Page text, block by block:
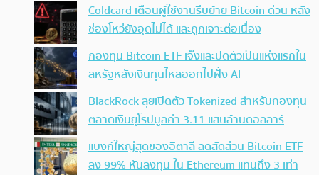
Coldcard เตือนผู้ใช้งานรีบย้าย Bitcoin ด่วน หลัง
ช่องโหว่ยังอุดไม่ได้ และถูกเจาะต่อเนื่อง
กองทุน Bitcoin ETF เจ๊งและปิดตัวเป็นแห่งแรกใน
สหรัฐหลังเงินทุนไหลออกไปฝั่ง AI
BlackRock ลุยเปิดตัว Tokenized สำหรับกองทุน
ตลาดเงินยุโรปมูลค่า 3.11 แสนล้านดอลลาร์
แบงก์ใหญ่สุดของอิตาลี ลดสัดส่วน Bitcoin ETF
ลง 99% หันลงทุน ใน Ethereum แทนถึง 3 เท่า